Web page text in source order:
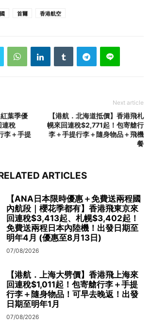
首爾 香港航空
紅葉季優
連稅
李＋手提
Next article
【港航．北海道抵價】香港飛札
幌來回連稅$2,771起！包寄艙行
李＋手提行李＋隨身物品＋飛機
餐
ARTICLES
【ANA日本限時優惠＋免費送兩程國
內航段｜櫻花季都有】香港飛東京來
回連稅$3,413起、札幌$3,402起！
免費送兩程日本內陸機！出發日期至
明年4月 (優惠至8月13日)
07/08/2026
【港航．上海大劈價】香港飛上海來
回連稅$1,011起！包寄艙行李＋手提
行李＋隨身物品！可早去晚返！出發
日期至明年1月
07/08/2026